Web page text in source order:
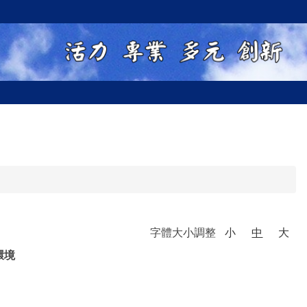
字體大小調整 小 中
大
境